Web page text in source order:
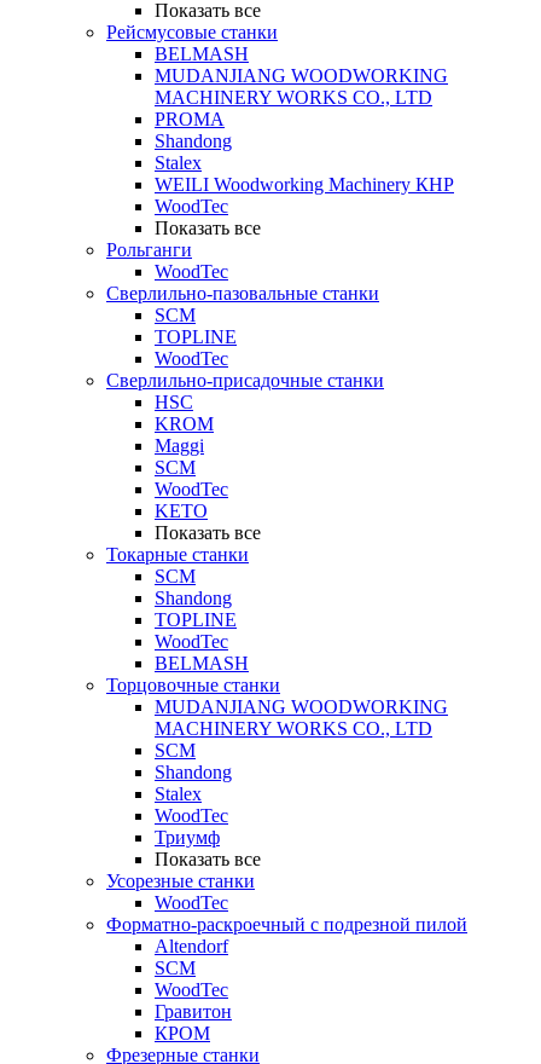
Показать все
Рейсмусовые станки
BELMASH
MUDANJIANG WOODWORKING
MACHINERY WORKS CO., LTD
PROMA
Shandong
Stalex
WEILI Woodworking Machinery КНР
WoodTec
Показать все
Рольганги
WoodTec
Сверлильно-пазовальные станки
SCM
TOPLINE
WoodTec
Сверлильно-присадочные станки
HSC
KROM
Maggi
SCM
WoodTec
KETO
Показать все
Токарные станки
SCM
Shandong
TOPLINE
WoodTec
BELMASH
Торцовочные станки
MUDANJIANG WOODWORKING
MACHINERY WORKS CO., LTD
SCM
Shandong
Stalex
WoodTec
Триумф
Показать все
Усорезные станки
WoodTec
Форматно-раскроечный с подрезной пилой
Altendorf
SCM
WoodTec
Гравитон
КРОМ
Фрезерные станки